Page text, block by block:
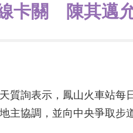
卡關 陳其邁
質詢表示，鳳山火車站
主協調，並向中央爭取步